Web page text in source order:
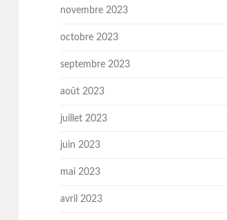
novembre 2023
octobre 2023
septembre 2023
août 2023
juillet 2023
juin 2023
mai 2023
avril 2023